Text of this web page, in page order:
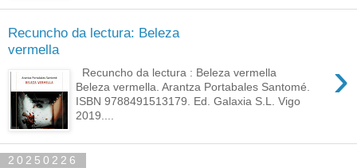
Recuncho da lectura: Beleza
vermella
›
Recuncho da lectura : Beleza vermella
Beleza vermella. Arantza Portabales Santomé.
ISBN 9788491513179. Ed. Galaxia S.L. Vigo
2019....
20250226